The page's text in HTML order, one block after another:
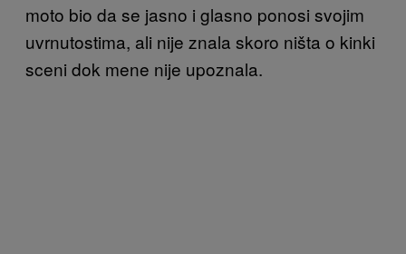
moto bio da se jasno i glasno ponosi svojim
uvrnutostima, ali nije znala skoro ništa o kinki
sceni dok mene nije upoznala.